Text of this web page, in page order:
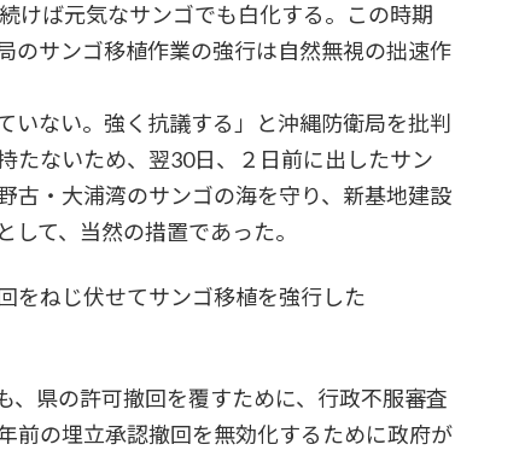
けば元気なサンゴでも白化する。この時期
のサンゴ移植作業の強行は自然無視の拙速作
ない。強く抗議する」と沖縄防衛局を批判
たないため、翌30日、２日前に出したサン
古・大浦湾のサンゴの海を守り、新基地建設
て、当然の措置であった。
をねじ伏せてサンゴ移植を強行した
県の許可撤回を覆すために、行政不服審査
前の埋立承認撤回を無効化するために政府が